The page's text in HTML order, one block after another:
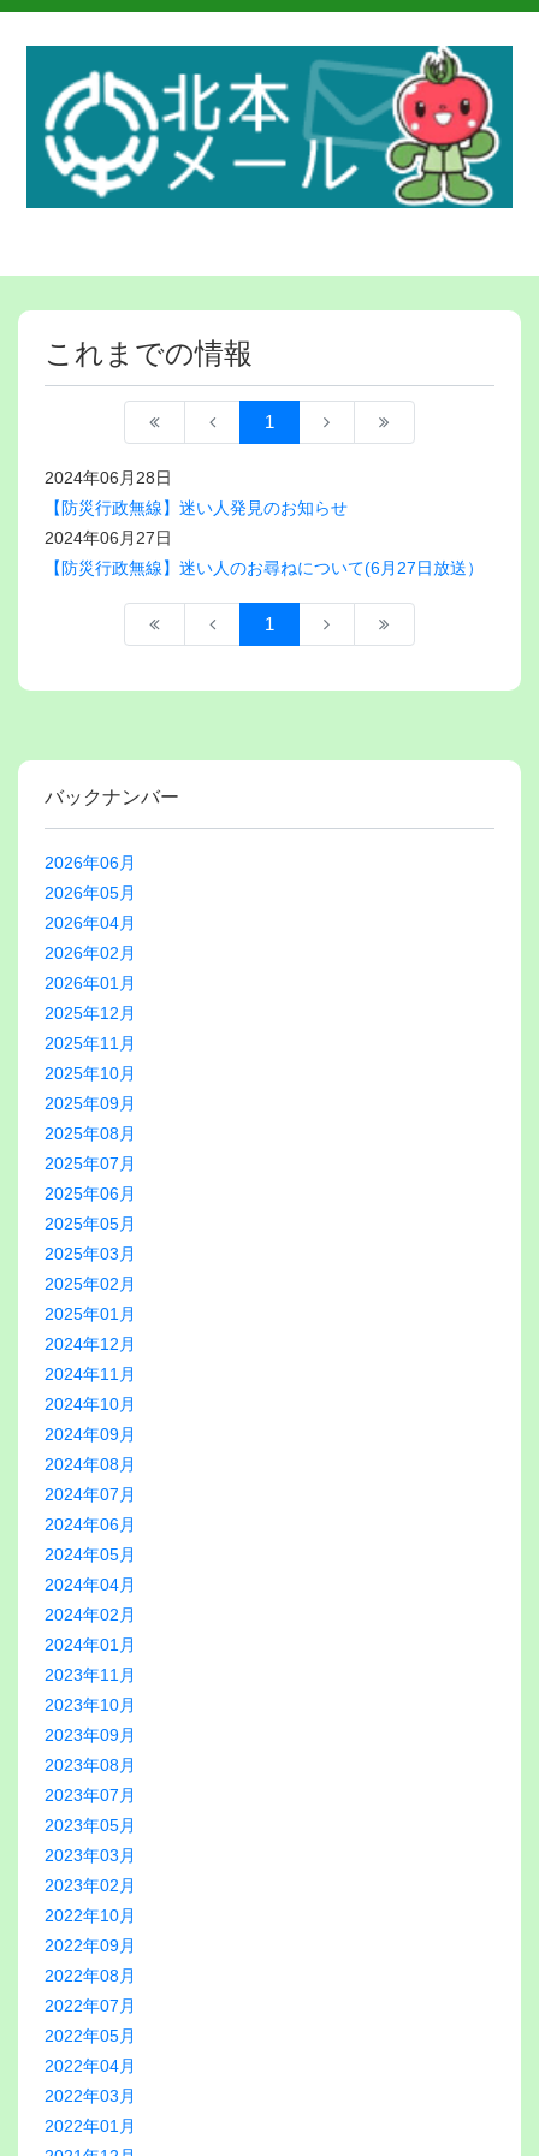
これまでの情報
1
2024年06月28日
【防災行政無線】迷い人発見のお知らせ
2024年06月27日
【防災行政無線】迷い人のお尋ねについて(6月27日放送）
1
バックナンバー
2026年06月
2026年05月
2026年04月
2026年02月
2026年01月
2025年12月
2025年11月
2025年10月
2025年09月
2025年08月
2025年07月
2025年06月
2025年05月
2025年03月
2025年02月
2025年01月
2024年12月
2024年11月
2024年10月
2024年09月
2024年08月
2024年07月
2024年06月
2024年05月
2024年04月
2024年02月
2024年01月
2023年11月
2023年10月
2023年09月
2023年08月
2023年07月
2023年05月
2023年03月
2023年02月
2022年10月
2022年09月
2022年08月
2022年07月
2022年05月
2022年04月
2022年03月
2022年01月